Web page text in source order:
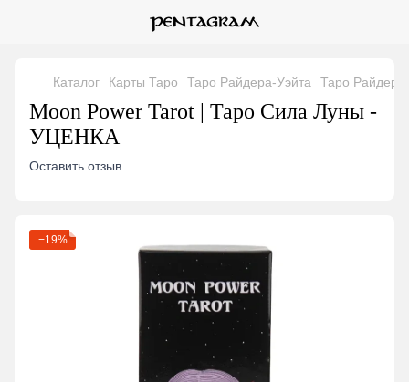
Каталог Карты Таро Таро Райдера-Уэйта Таро
Moon Power Tarot | Таро Сила Луны -
УЦЕНКА
Оставить отзыв
−19%